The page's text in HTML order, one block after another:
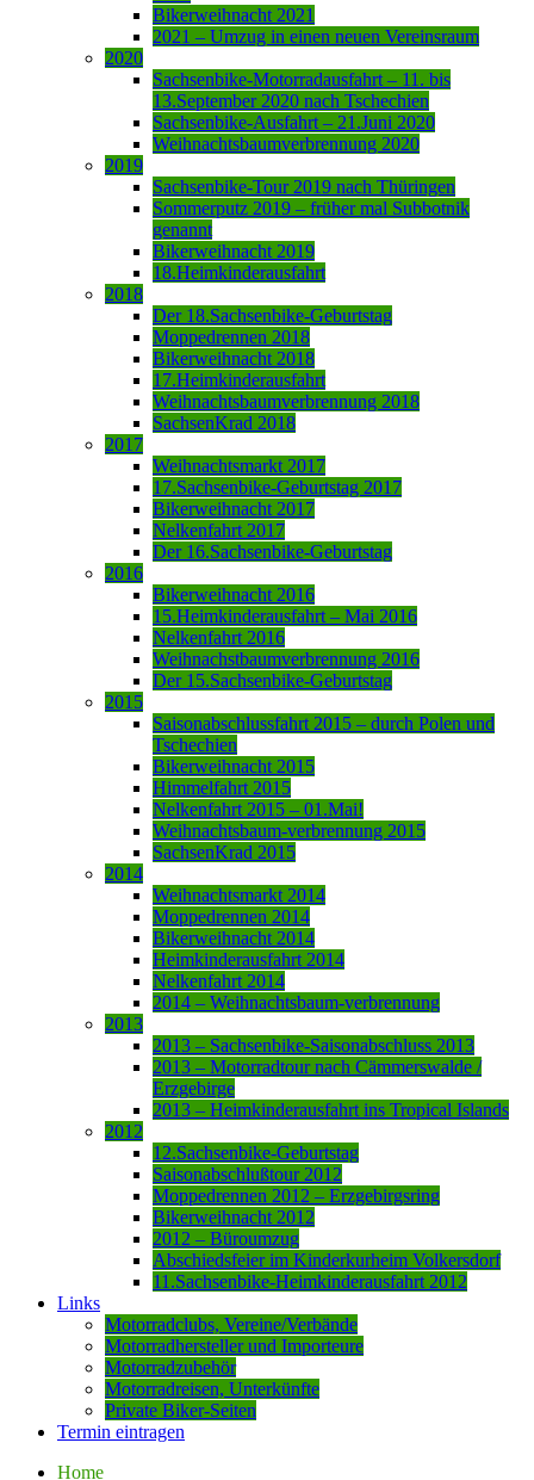
Bikerweihnacht 2021
2021 – Umzug in einen neuen Vereinsraum
2020
Sachsenbike-Motorradausfahrt – 11. bis
13.September 2020 nach Tschechien
Sachsenbike-Ausfahrt – 21.Juni 2020
Weihnachtsbaumverbrennung 2020
2019
Sachsenbike-Tour 2019 nach Thüringen
Sommerputz 2019 – früher mal Subbotnik
genannt
Bikerweihnacht 2019
18.Heimkinderausfahrt
2018
Der 18.Sachsenbike-Geburtstag
Moppedrennen 2018
Bikerweihnacht 2018
17.Heimkinderausfahrt
Weihnachtsbaumverbrennung 2018
SachsenKrad 2018
2017
Weihnachtsmarkt 2017
17.Sachsenbike-Geburtstag 2017
Bikerweihnacht 2017
Nelkenfahrt 2017
Der 16.Sachsenbike-Geburtstag
2016
Bikerweihnacht 2016
15.Heimkinderausfahrt – Mai 2016
Nelkenfahrt 2016
Weihnachstbaumverbrennung 2016
Der 15.Sachsenbike-Geburtstag
2015
Saisonabschlussfahrt 2015 – durch Polen und
Tschechien
Bikerweihnacht 2015
Himmelfahrt 2015
Nelkenfahrt 2015 – 01.Mai!
Weihnachtsbaum-verbrennung 2015
SachsenKrad 2015
2014
Weihnachtsmarkt 2014
Moppedrennen 2014
Bikerweihnacht 2014
Heimkinderausfahrt 2014
Nelkenfahrt 2014
2014 – Weihnachtsbaum-verbrennung
2013
2013 – Sachsenbike-Saisonabschluss 2013
2013 – Motorradtour nach Cämmerswalde /
Erzgebirge
2013 – Heimkinderausfahrt ins Tropical Islands
2012
12.Sachsenbike-Geburtstag
Saisonabschlußtour 2012
Moppedrennen 2012 – Erzgebirgsring
Bikerweihnacht 2012
2012 – Büroumzug
Abschiedsfeier im Kinderkurheim Volkersdorf
11.Sachsenbike-Heimkinderausfahrt 2012
Links
Motorradclubs, Vereine/Verbände
Motorradhersteller und Importeure
Motorradzubehör
Motorradreisen, Unterkünfte
Private Biker-Seiten
Termin eintragen
Home